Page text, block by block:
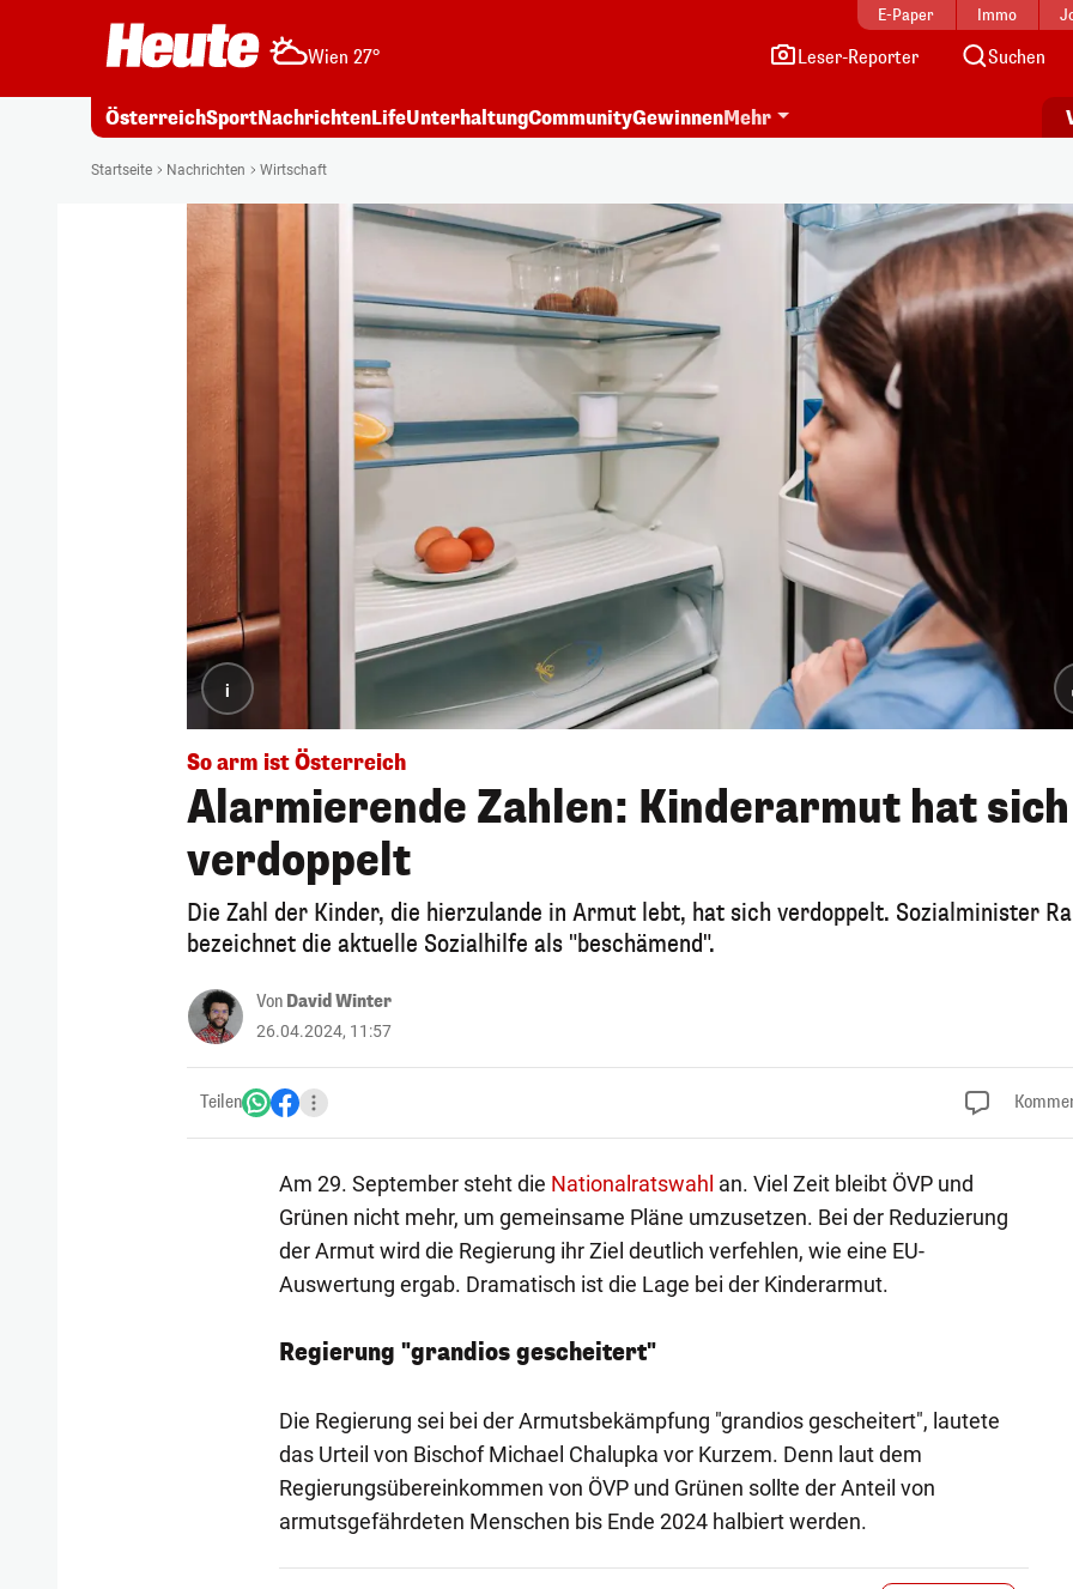
E-Paper Immo
Wien 27° Leser-Reporter Suchen
ÖsterreichSportNachrichtenLifeUnterhaltungCommunityGewinnenMehr
Startseite Nachrichten Wirtschaft
i
So arm ist Österreich
Alarmierende Zahlen: Kinderarmut hat sich
verdoppelt
Die Zahl der Kinder, die hierzulande in Armut lebt, hat sich verdoppelt. Sozialminister
bezeichnet die aktuelle Sozialhilfe als "beschämend".
Von David Winter
26.04.2024, 11:57
Teilen
Am 29. September steht die Nationalratswahl an. Viel Zeit bleibt ÖVP und
Grünen nicht mehr, um gemeinsame Pläne umzusetzen. Bei der Reduzierung
der Armut wird die Regierung ihr Ziel deutlich verfehlen, wie eine EU-
Auswertung ergab. Dramatisch ist die Lage bei der Kinderarmut.
Regierung "grandios gescheitert"
Die Regierung sei bei der Armutsbekämpfung "grandios gescheitert", lautete
das Urteil von Bischof Michael Chalupka vor Kurzem. Denn laut dem
Regierungsübereinkommen von ÖVP und Grünen sollte der Anteil von
armutsgefährdeten Menschen bis Ende 2024 halbiert werden.